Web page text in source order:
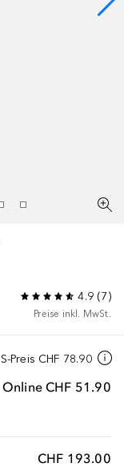
4.9 (7)
Preise inkl. MwSt.
S-Preis CHF 78.90
Online CHF 51.90
CHF 193.00